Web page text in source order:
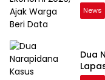
News
Dua